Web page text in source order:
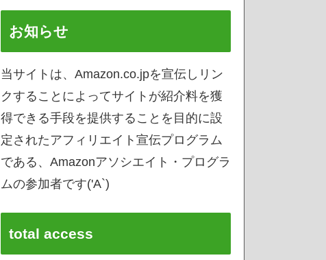
お知らせ
当サイトは、Amazon.co.jpを宣伝しリン
クすることによってサイトが紹介料を獲
得できる手段を提供することを目的に設
定されたアフィリエイト宣伝プログラム
である、Amazonアソシエイト・プログラ
ムの参加者です('A`)
total access